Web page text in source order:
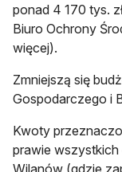
ponad 4 170 tys.
Biuro Ochrony
więcej).
Zmniejszą się
Gospodarczego i
Kwoty
prawie